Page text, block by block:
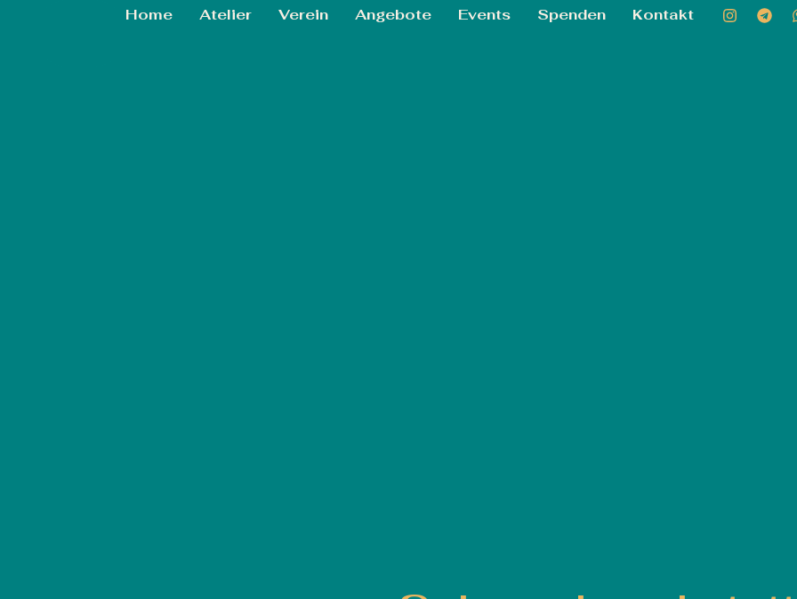
Home Atelier Verein Angebote Events Spenden Kontakt